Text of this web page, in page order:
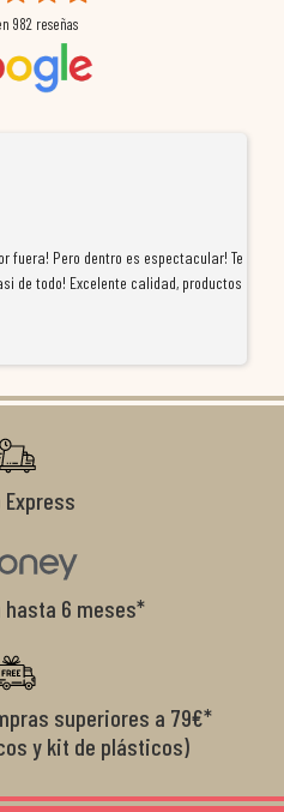
982 reseñas
fuera! Pero dentro es espectacular! Te
de todo! Excelente calidad, productos
Express
6 meses*
superiores a 79€*
y kit de plásticos)